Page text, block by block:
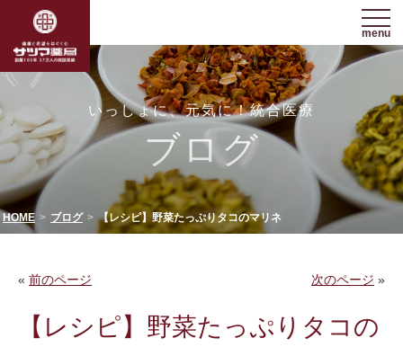
menu
いっしょに、元気に！統合医療
ブログ
HOME ブログ 【レシピ】野菜たっぷりタコのマリネ
« 前のページ 次のページ »
【レシピ】野菜たっぷりタコの